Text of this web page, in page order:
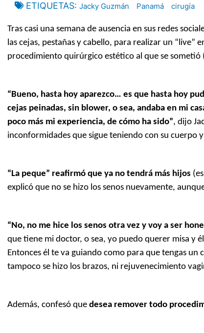
ETIQUETAS Jacky Guzmán Panamá cirugía
Tras casi una semana de ausencia en sus redes
las cejas, pestañas y cabello, para realizar un
procedimiento quirúrgico estético al que se
“Bueno, hasta hoy aparezco… es que hasta hoy
cejas peinadas, sin blower, o sea, andaba en mi
poco más mi experiencia, de cómo ha sido”, dijo
inconformidades que sigue teniendo con su cuerpo
“La peque” reafirmó que ya no tendrá más hijos
explicó que no se hizo los senos nuevamente,
“No, no me hice los senos otra vez y voy a ser
que tiene mi doctor, o sea, yo puedo querer misa y
Entonces él te va guiando como para que tengas
tampoco se hizo los brazos, ni rejuvenecimiento
Además, confesó que desea remover todo